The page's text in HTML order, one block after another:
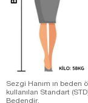
Sezgi Hanım ın beden
kullanılan Standart
Bedendir.